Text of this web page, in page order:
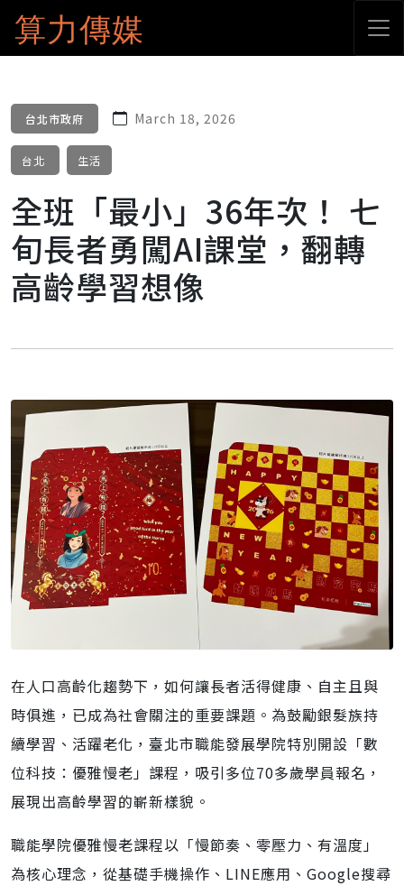
算力傳媒
台北市政府 March 18, 2026
台北 生活
全班「最小」36年次！ 七
旬長者勇闖AI課堂，翻轉
高齡學習想像
在人口高齡化趨勢下，如何讓長者活得健康、自主且與
時俱進，已成為社會關注的重要課題。為鼓勵銀髮族持
續學習、活躍老化，臺北市職能發展學院特別開設「數
位科技：優雅慢老」課程，吸引多位70多歲學員報名，
展現出高齡學習的嶄新樣貌。
職能學院優雅慢老課程以「慢節奏、零壓力、有溫度」
為核心理念，從基礎手機操作、LINE應用、Google搜尋